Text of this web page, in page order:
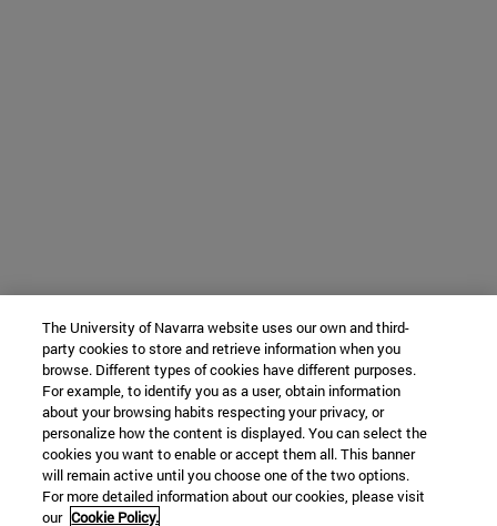
The University of Navarra website uses our own and third-
party cookies to store and retrieve information when you
browse. Different types of cookies have different purposes.
For example, to identify you as a user, obtain information
about your browsing habits respecting your privacy, or
personalize how the content is displayed. You can select the
cookies you want to enable or accept them all. This banner
will remain active until you choose one of the two options.
For more detailed information about our cookies, please visit
our Cookie Policy.